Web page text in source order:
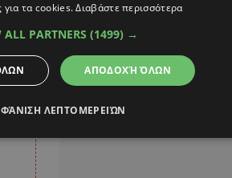
για τα cookies.Διαβάστε περισσότερα
ALL PARTNERS (1499) →
ΑΠΟΔΟΧΉ ΌΛΩΝ
ΛΕΠΤΟΜΕΡΕΙΏΝ